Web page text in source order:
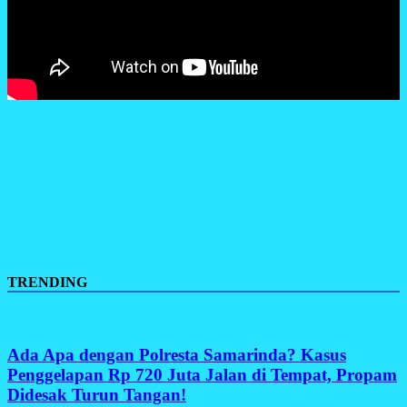
TRENDING
Ada Apa dengan Polresta Samarinda? Kasus
Penggelapan Rp 720 Juta Jalan di Tempat, Propam
Didesak Turun Tangan!